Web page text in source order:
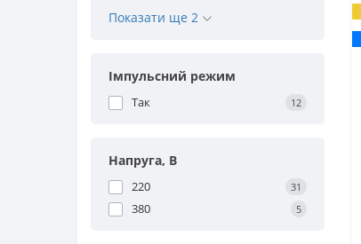
Показати ще 2
Імпульсний режим
Так 12
Напруга, В
220 31
380 5